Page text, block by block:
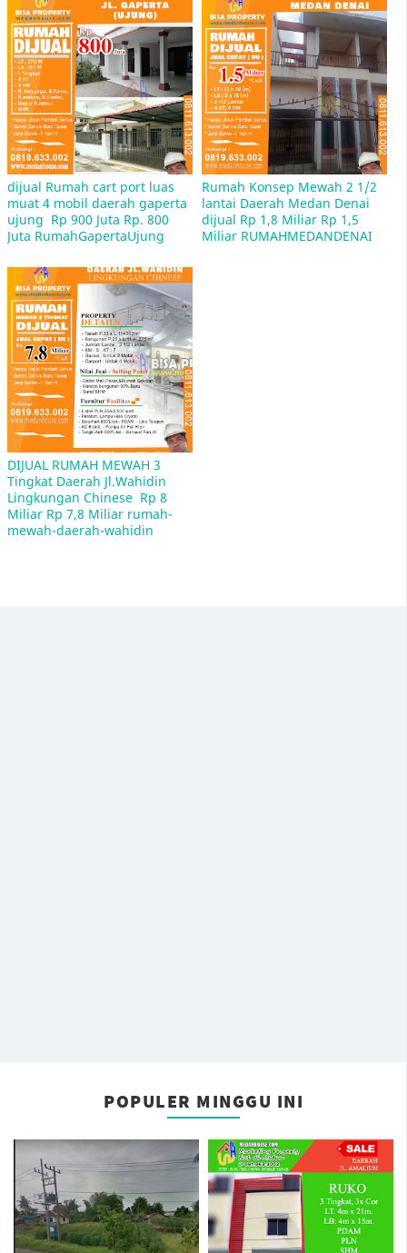
Tempat Les Bimbel dan Les Bahasa Mandarin
Dan Les Bahasa Inggris di daerah pancing aksara
unimed medan
Daftar Nama-Nama Jalan di Kota Medan Dengan
Kode Pos 20212
Jln. Andalas Sumatera Utara - Kec. Medan Kota -
MEDAN Kode Pos nya Adalah 20212
dijual Rumah cart port luas
muat 4 mobil daerah gaperta
ujung  Rp 900 Juta Rp. 800
Juta RumahGapertaUjung
Rumah Konsep Mewah 2 1/2
lantai Daerah Medan Denai
dijual Rp 1,8 Miliar Rp 1,5
Miliar RUMAHMEDANDENAI
DIJUAL RUMAH MEWAH 3
Tingkat Daerah Jl.Wahidin
Lingkungan Chinese  Rp 8
Miliar Rp 7,8 Miliar rumah-
mewah-daerah-wahidin
POPULER MINGGU INI